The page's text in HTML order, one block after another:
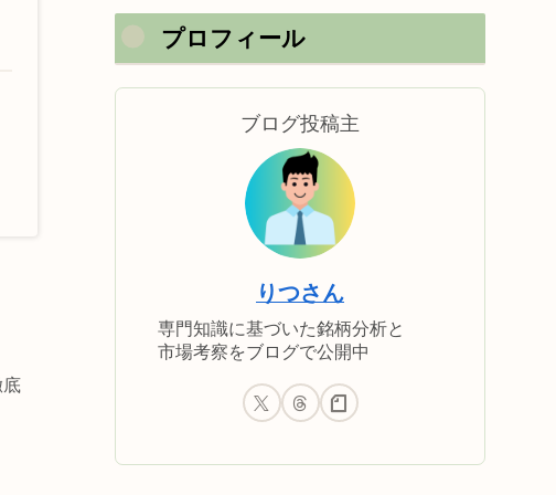
底
プロフィール
ブログ投稿主
りつさん
専門知識に基づいた銘柄分析と
市場考察をブログで公開中